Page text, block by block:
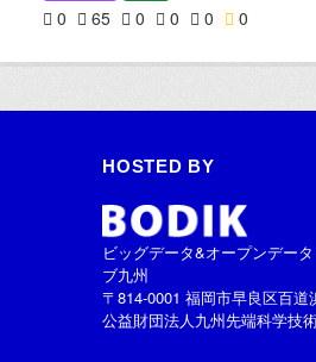
0 65 0 0 0 0
HOSTED BY
ビッグデータ&オープンデー
ブ九州
〒814-0001 福岡市早良区百道
公益財団法人九州先端科学技